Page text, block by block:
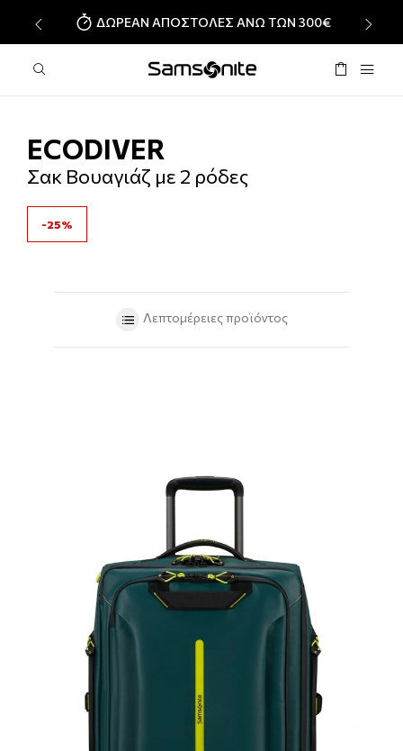
ΔΩΡΕΑΝ ΑΠΟΣΤΟΛΕΣ ΑΝΩ ΤΩΝ 300€
ECODIVER
Σακ Βουαγιάζ με 2 ρόδες
-25%
Λεπτομέρειες προϊόντος